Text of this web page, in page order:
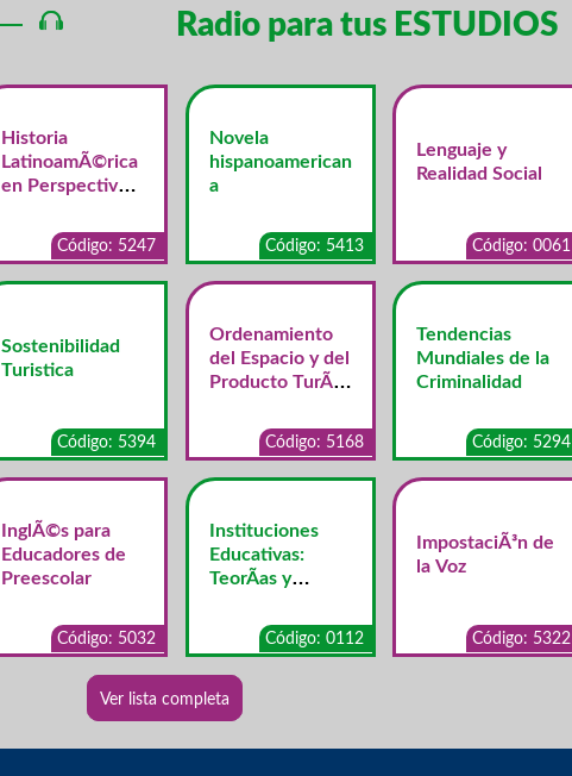
Radio para tus ESTUDIOS
Historia
LatinoamÃ©rica
en Perspectiva
Código: 5247
Novela
hispanoamerican
a
Código: 5413
Lenguaje y
Realidad Social
Código: 0061
Sostenibilidad
Turistica
Código: 5394
Ordenamiento
del Espacio y del
Producto TurÃ­
Código: 5168
Tendencias
Mundiales de la
Criminalidad
Código: 5294
InglÃ©s para
Educadores de
Preescolar
Código: 5032
Instituciones
Educativas:
TeorÃ­as y
Código: 0112
ImpostaciÃ³n de
la Voz
Código: 5322
Ver lista completa